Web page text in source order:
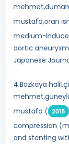
mustafa,oran
medium-
aortic
Japanese
4.Bozkaya
mustafa ( 2015
compression
and stenting